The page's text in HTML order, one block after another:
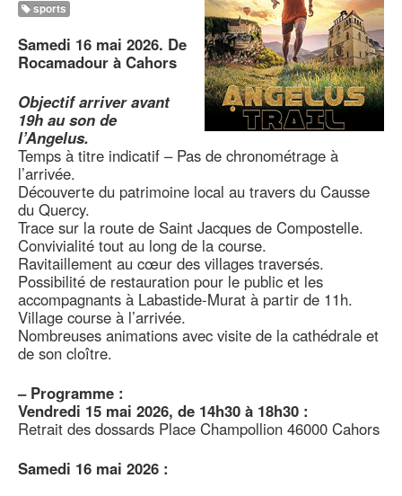
Je donne
sports
Samedi 16 mai 2026. De
Rocamadour à Cahors
Objectif arriver avant
19h au son de
l’Angelus.
Temps à titre indicatif – Pas de chronométrage à
l’arrivée.
Découverte du patrimoine local au travers du Causse
du Quercy.
Trace sur la route de Saint Jacques de Compostelle.
Convivialité tout au long de la course.
Ravitaillement au cœur des villages traversés.
Possibilité de restauration pour le public et les
accompagnants à Labastide-Murat à partir de 11h.
Village course à l’arrivée.
Nombreuses animations avec visite de la cathédrale et
de son cloître.
– Programme :
Vendredi 15 mai 2026, de 14h30 à 18h30 :
Retrait des dossards Place Champollion 46000 Cahors
Samedi 16 mai 2026 :